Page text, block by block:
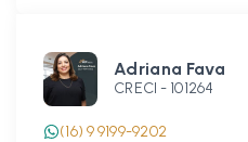
Adriana Fava
CRECI - 101264
(16) 9 9199-9202